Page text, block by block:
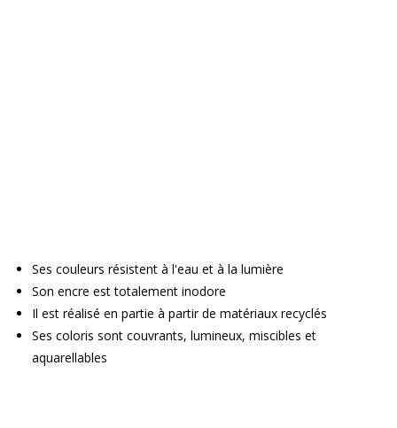
Ses couleurs résistent à l'eau et à la lumière
Son encre est totalement inodore
Il est réalisé en partie à partir de matériaux recyclés
Ses coloris sont couvrants, lumineux, miscibles et
aquarellables